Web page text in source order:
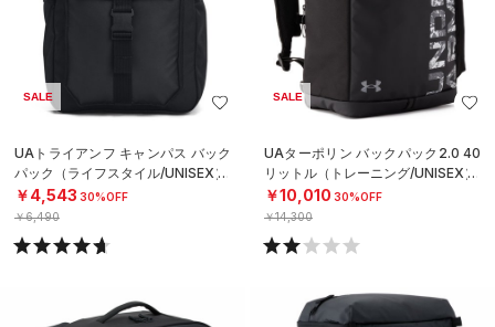
SALE
UAトライアンフ キャンパス バック
パック（ライフスタイル/UNISEX）
￥4,543 30%OFF
￥6,490
SALE
UAターポリン バックパック2.0 40
リットル（トレーニング/UNISEX）
￥10,010 30%OFF
￥14,300